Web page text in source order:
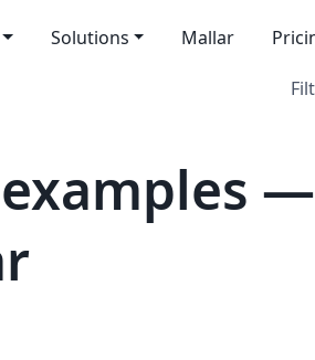
Solutions Mallar